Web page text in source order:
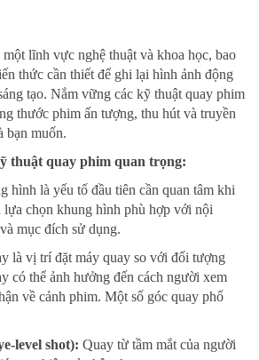
lĩnh vực nghệ thuật và khoa học, bao
thức cần thiết để ghi lại hình ảnh động
tạo. Nắm vững các kỹ thuật quay phim
thước phim ấn tượng, thu hút và truyền
bạn muốn.
thuật quay phim quan trọng:
hình là yếu tố đầu tiên cần quan tâm khi
lựa chọn khung hình phù hợp với nội
mục đích sử dụng.
là vị trí đặt máy quay so với đối tượng
có thể ảnh hưởng đến cách người xem
về cảnh phim. Một số góc quay phổ
level shot): Quay từ tầm mắt của người